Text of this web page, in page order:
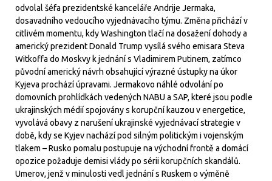
odvolal šéfa prezidentské kanceláře Andrije Jermaka,
dosavadního vedoucího vyjednávacího týmu. Změna přichází v
citlivém momentu, kdy Washington tlačí na dosažení dohody a
americký prezident Donald Trump vysílá svého emisara Steva
Witkoffa do Moskvy k jednání s Vladimirem Putinem, zatímco
původní americký návrh obsahující výrazné ústupky na úkor
Kyjeva prochází úpravami. Jermakovo náhlé odvolání po
domovních prohlídkách vedených NABU a SAP, které jsou podle
ukrajinských médií spojovány s korupční kauzou v energetice,
vyvolává obavy z narušení ukrajinské vyjednávací strategie v
době, kdy se Kyjev nachází pod silným politickým i vojenským
tlakem – Rusko pomalu postupuje na východní frontě a domácí
opozice požaduje demisi vlády po sérii korupčních skandálů.
Umerov, jenž v minulosti vedl jednání s Ruskem o výměně